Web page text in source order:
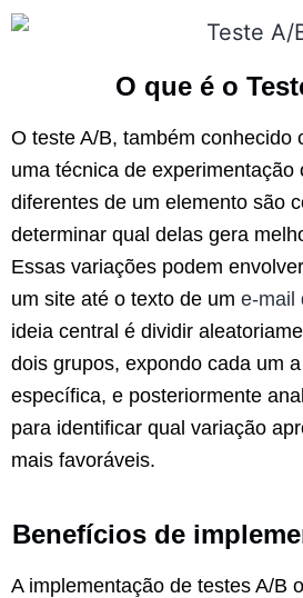
O que é o
O teste A/B, também conhecido
uma técnica de experimentação
diferentes de um elemento são
determinar qual delas gera
Essas variações podem
um site até o texto de um e-mail
ideia central é dividir
dois grupos, expondo cada um
específica, e posteriormente
para identificar qual variação
mais favoráveis.
Benefícios de
A implementação de testes A/B